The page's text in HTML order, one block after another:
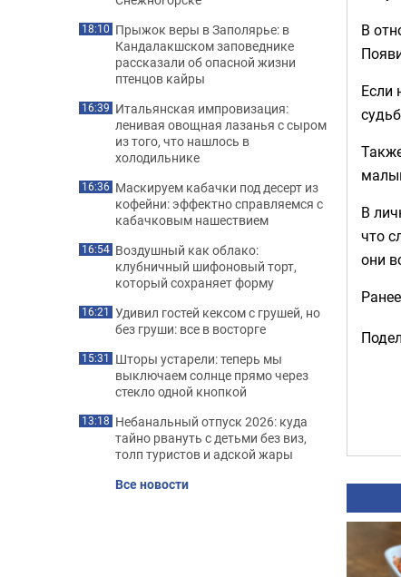
В
Если
В
что
они
18:10 Прыжок веры в Заполярье: в
Кандалакшском заповеднике
рассказали об опасной жизни
птенцов кайры
16:39 Итальянская импровизация:
ленивая овощная лазанья с сыром
из того, что нашлось в
холодильнике
16:36 Маскируем кабачки под десерт из
кофейни: эффектно справляемся с
кабачковым нашествием
16:54 Воздушный как облако:
клубничный шифоновый торт,
который сохраняет форму
16:21 Удивил гостей кексом с грушей, но
без груши: все в восторге
15:31 Шторы устарели: теперь мы
выключаем солнце прямо через
стекло одной кнопкой
13:18 Небанальный отпуск 2026: куда
тайно рвануть с детьми без виз,
толп туристов и адской жары
Все новости